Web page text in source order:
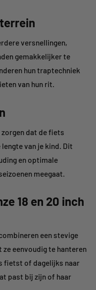
versnellingen,
gemakkelijker te
hun traptechniek
van hun rit.
dat de fiets
van je kind. Dit
en optimale
meegaat.
18 en 20 inch
een stevige
eenvoudig te hanteren
fietst of dagelijks naar
past bij zijn of haar